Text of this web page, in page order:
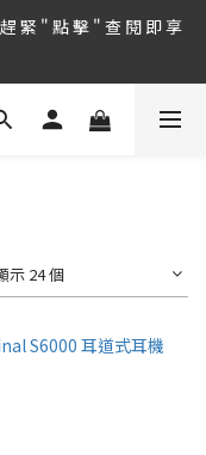
展 情 熱 開 演 ‧  音 悅
相 見
緊 " 點 擊 " 查 閱 即 享
展 情 熱 開 演 ‧  音 悅
示 24 個